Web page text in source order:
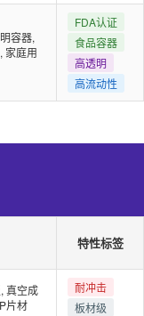
容器,
家庭用
FDA认证
食品容器
高透明
高流动性
特性标签
真空成
片材
耐冲击
板材级